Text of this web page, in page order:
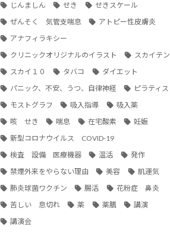
じんましん
せき
せきスケール
ぜんそく 気管支喘息
アトピー性皮膚炎
アナフィラキシー
クリニックオリジナルのイラスト
スカイテン
スカイ１０
タバコ
ダイエット
パニック、不安、うつ、自律神経
ピラティス
モストグラフ
吸入指導
吸入薬
咳 せき
喘息 在宅酸素
妊娠
新型コロナウイルス COVID-19
検査 設備 医療機器
温活
発作
禁煙外来をやらない理由
美容
肌運気
肺炎球菌ワクチン
腸活
花粉症 鼻炎
苦しい 息切れ
薬 薬膳
講演
講演会